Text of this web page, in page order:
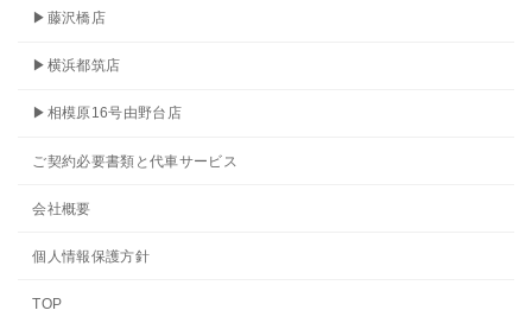
▶藤沢橋店
▶横浜都筑店
▶相模原16号由野台店
ご契約必要書類と代車サービス
会社概要
個人情報保護方針
TOP